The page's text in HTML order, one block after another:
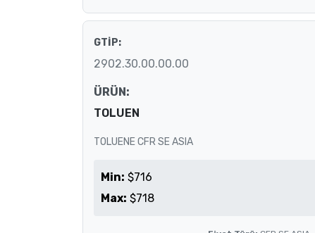
GTİP:
2902.30.00.00.00
ÜRÜN:
TOLUEN
TOLUENE CFR SE ASIA
Min: $716
Max: $718